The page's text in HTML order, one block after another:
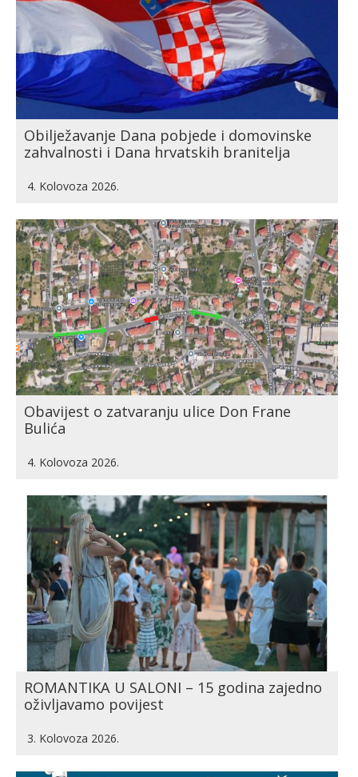
Obilježavanje Dana pobjede i domovinske
zahvalnosti i Dana hrvatskih branitelja
4. Kolovoza 2026.
Obavijest o zatvaranju ulice Don Frane
Bulića
4. Kolovoza 2026.
ROMANTIKA U SALONI – 15 godina zajedno
oživljavamo povijest
3. Kolovoza 2026.